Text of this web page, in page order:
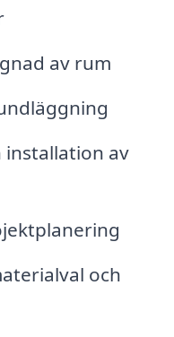
av rum
installation av
och